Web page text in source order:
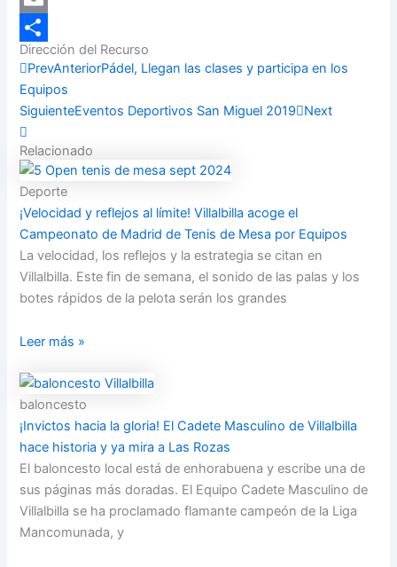
Email
Compartir
Dirección del Recurso
PrevAnteriorPádel, Llegan las clases y participa en los
Equipos
SiguienteEventos Deportivos San Miguel 2019 Next
Relacionado
Deporte
¡Velocidad y reflejos al límite! Villalbilla acoge el
Campeonato de Madrid de Tenis de Mesa por Equipos
La velocidad, los reflejos y la estrategia se citan en
Villalbilla. Este fin de semana, el sonido de las palas y los
botes rápidos de la pelota serán los grandes
Leer más »
baloncesto
¡Invictos hacia la gloria! El Cadete Masculino de Villalbilla
hace historia y ya mira a Las Rozas
El baloncesto local está de enhorabuena y escribe una de
sus páginas más doradas. El Equipo Cadete Masculino de
Villalbilla se ha proclamado flamante campeón de la Liga
Mancomunada, y